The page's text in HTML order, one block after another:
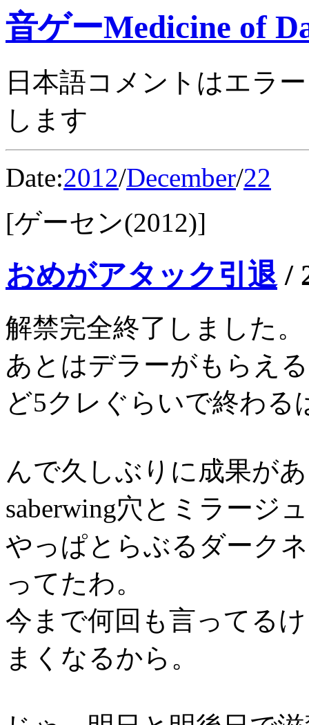
音ゲーMedicine of
日本語コメントはエラ
します
Date:2012/December/22
[ゲーセン(2012)]
おめがアタック引退/
解禁完全終了しました。
あとはデラーがもらえ
ど5クレぐらいで終わる
んで久しぶりに成果が
saberwing穴とミラージ
やっぱとらぶるダーク
ってたわ。
今まで何回も言ってる
まくなるから。